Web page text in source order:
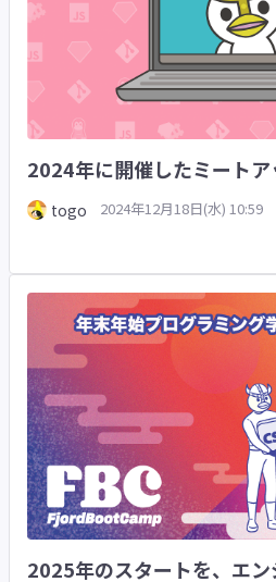
2024年に開催したミート
togo 2024年12月18日(水) 10:59
2025年のスタートを、エ